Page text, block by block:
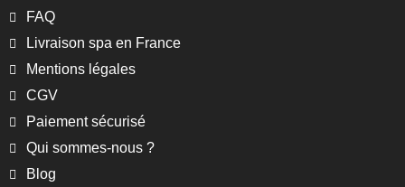
FAQ
Livraison spa en France
Mentions légales
CGV
Paiement sécurisé
Qui sommes-nous ?
Blog